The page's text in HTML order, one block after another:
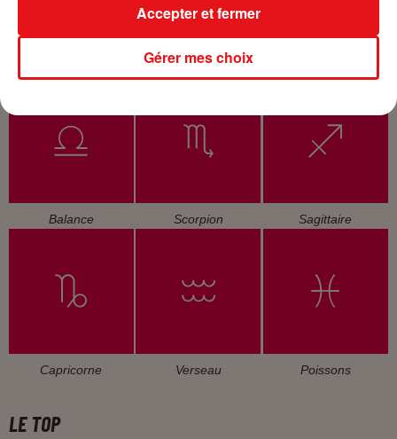
Balance Scorpion Sagittaire
Capricorne Verseau Poissons
LE TOP
Gérer mes choix
Accepter et fermer